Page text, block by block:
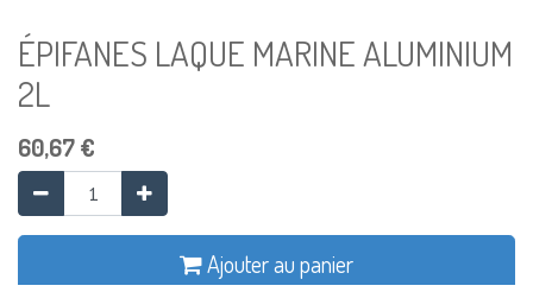
ÉPIFANES LAQUE MARINE ALUMINIUM
2L
60,67€
Ajouter au panier